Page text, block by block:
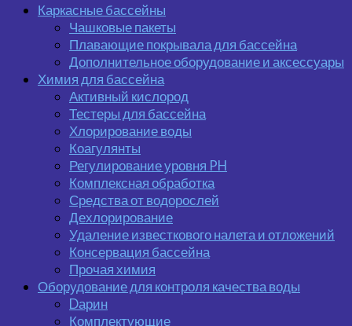
Каркасные бассейны
Чашковые пакеты
Плавающие покрывала для бассейна
Дополнительное оборудование и аксессуары
Химия для бассейна
Активный кислород
Тестеры для бассейна
Хлорирование воды
Коагулянты
Регулирование уровня PH
Комплексная обработка
Средства от водорослей
Дехлорирование
Удаление известкового налета и отложений
Консервация бассейна
Прочая химия
Оборудование для контроля качества воды
Dарин
Комплектующие